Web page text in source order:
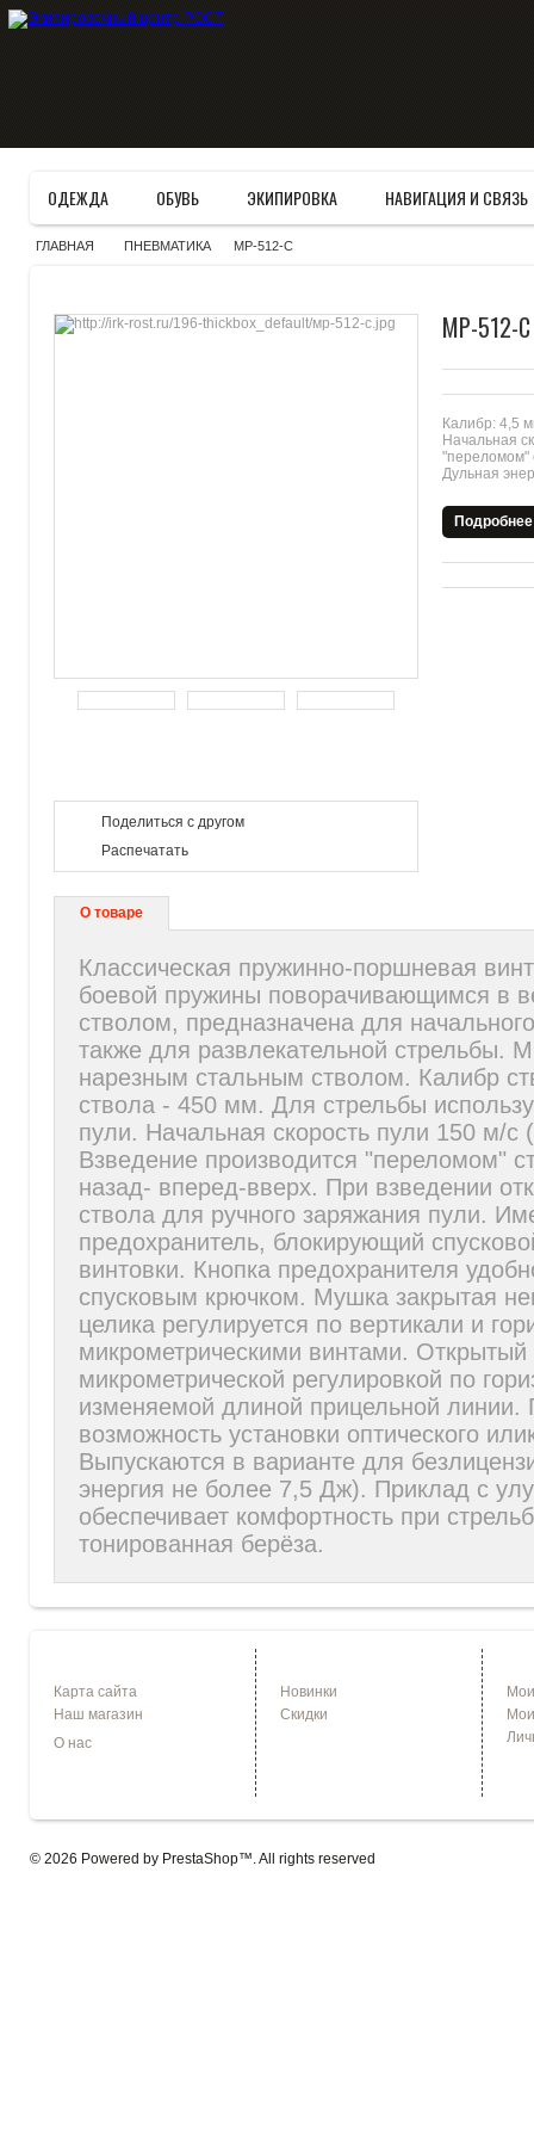
ОДЕЖДА ОБУВЬ ЭКИПИРОВКА НАВИГАЦИЯ И СВЯЗЬ
ГЛАВНАЯ
ПНЕВМАТИКА
МР-512-С
Поделиться с другом
Распечатать
МР-512-С
Калибр: 4,5
Начальная
"переломом"
Дульная
Подробнее
О товаре
Классическая пружинно-поршневая
боевой пружины поворачивающимся в
стволом, предназначена для
также для развлекательной стрельбы.
нарезным стальным стволом. Калибр
ствола - 450 мм. Для стрельбы
пули. Начальная скорость пули 150 м/
Взведение производится "переломом"
назад- вперед-вверх. При взведении
ствола для ручного заряжания пули.
предохранитель, блокирующий
винтовки. Кнопка предохранителя
спусковым крючком. Мушка закрытая
целика регулируется по вертикали и
микрометрическими винтами. Открытый
микрометрической регулировкой по
изменяемой длиной прицельной линии.
возможность установки оптического
Выпускаются в варианте для
энергия не более 7,5 Дж). Приклад с
обеспечивает комфортность при
тонированная берёза.
Карта сайта
Наш магазин
О нас
Новинки
Скидки
© 2026 Powered by PrestaShop™. All rights reserved